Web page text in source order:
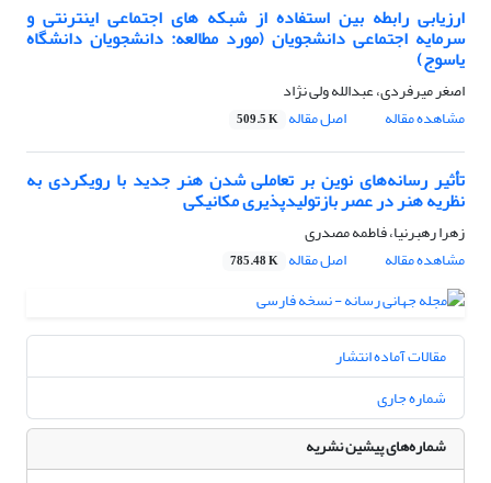
ارزیابی رابطه بین استفاده از شبکه های اجتماعی اینترنتی و
سرمایه اجتماعی دانشجویان (مورد مطالعه: دانشجویان دانشگاه
یاسوج)
اصغر میرفردی، عبدالله ولی نژاد
مشاهده مقاله
اصل مقاله 509.5 K
تأثیر رسانه‌های نوین بر تعاملی شدن هنر جدید با رویکردی به
نظریه هنر در عصر بازتولیدپذیری مکانیکی
زهرا رهبرنیا، فاطمه مصدری
مشاهده مقاله
اصل مقاله 785.48 K
مقالات آماده انتشار
شماره جاری
شماره‌های پیشین نشریه